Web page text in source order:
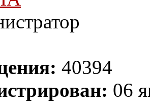
40394
06